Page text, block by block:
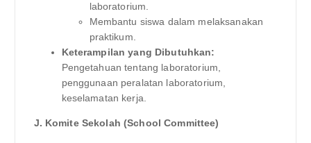
laboratorium.
Membantu siswa dalam melaksanakan
praktikum.
Keterampilan yang Dibutuhkan:
Pengetahuan tentang laboratorium,
penggunaan peralatan laboratorium,
keselamatan kerja.
J. Komite Sekolah (School Committee)